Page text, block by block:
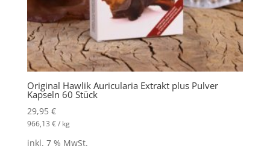
Original Hawlik Auricularia Extrakt plus Pulver
Kapseln 60 Stück
29,95 €
966,13 €/ kg
inkl. 7 % MwSt.